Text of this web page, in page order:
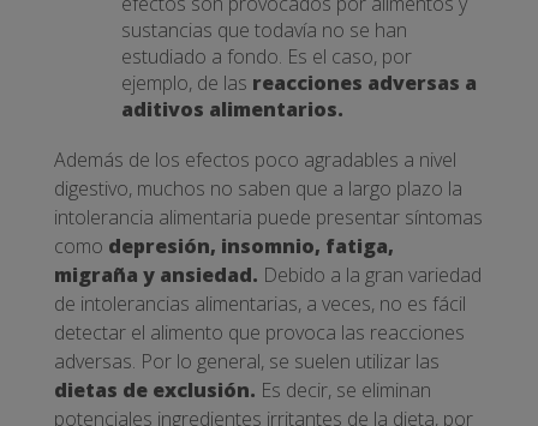
sustancias que todavía no se han
estudiado a fondo. Es el caso, por
ejemplo, de las reacciones adversas a
aditivos alimentarios.
Además de los efectos poco agradables a nivel
digestivo, muchos no saben que a largo plazo la
intolerancia alimentaria puede presentar síntomas
como depresión, insomnio, fatiga,
migraña y ansiedad. Debido a la gran variedad
de intolerancias alimentarias, a veces, no es fácil
detectar el alimento que provoca las reacciones
adversas. Por lo general, se suelen utilizar las
dietas de exclusión. Es decir, se eliminan
potenciales ingredientes irritantes de la dieta, por